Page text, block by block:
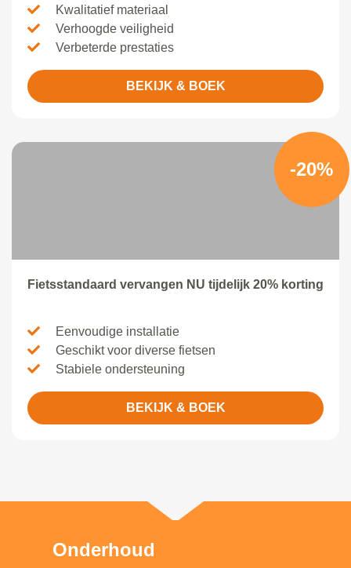
Kwalitatief materiaal
Verhoogde veiligheid
Verbeterde prestaties
BEKIJK & BOEK
-20%
Fietsstandaard vervangen NU tijdelijk 20% korting
Eenvoudige installatie
Geschikt voor diverse fietsen
Stabiele ondersteuning
BEKIJK & BOEK
Onderhoud